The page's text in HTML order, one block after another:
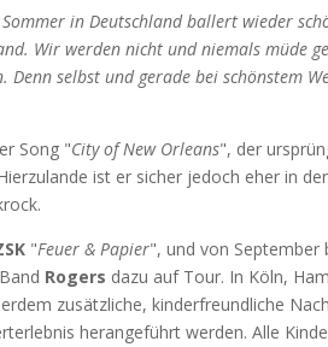
in Deutschland ballert wieder
Wir werden nicht und niemals müde
Denn selbst und gerade bei schönstem
Song "City of New Orleans", der
ist er sicher jedoch eher in
"Feuer & Papier", und von September
Rogers dazu auf Tour. In Köln,
zusätzliche, kinderfreundliche
herangeführt werden. Alle